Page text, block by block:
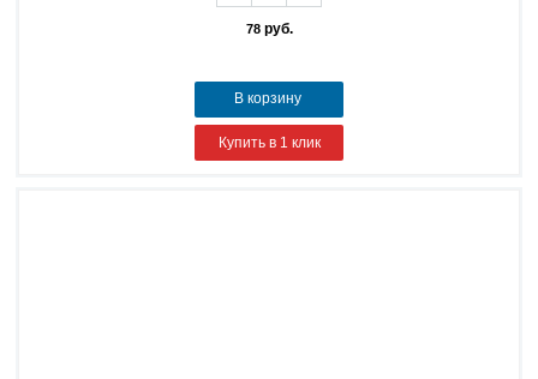
78руб.
В корзину
Купить в 1 клик